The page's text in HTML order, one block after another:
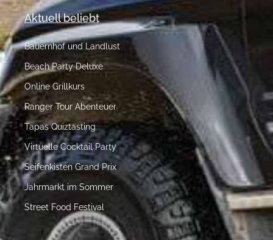
Aktuell beliebt
Bauernhof und Landlust
Beach Party Deluxe
Online Grillkurs
Ranger Tour Abenteuer
Tapas Quiztasting
Virtuelle Cocktail Party
Seifenkisten Grand Prix
Jahrmarkt im Sommer
Street Food Festival